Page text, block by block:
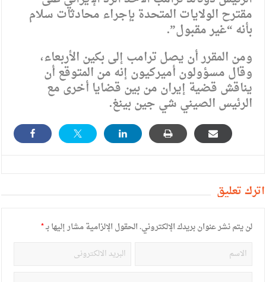
مقترح الولايات المتحدة بإجراء محادثات سلام
بأنه “غير مقبول”.
ومن المقرر أن يصل ترامب إلى بكين الأربعاء،
وقال مسؤولون أميركيون إنه من المتوقع أن
يناقش قضية إيران من بين قضايا أخرى مع
الرئيس الصيني شي جين بينغ.
أترك تعليق
لن يتم نشر عنوان بريدك الإلكتروني.الحقول الإلزامية مشار إليها بـ*